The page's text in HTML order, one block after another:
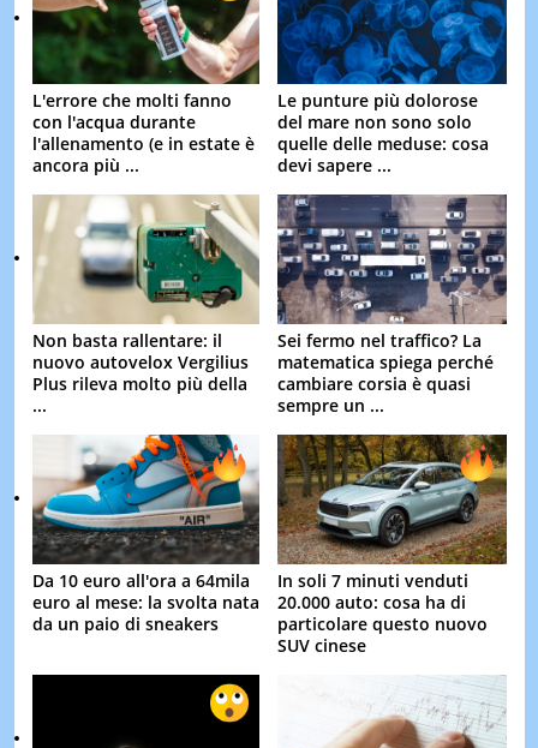
L'errore che molti fanno
con l'acqua durante
l'allenamento (e in estate è
ancora più ...
Le punture più dolorose
del mare non sono solo
quelle delle meduse: cosa
devi sapere ...
Non basta rallentare: il
nuovo autovelox Vergilius
Plus rileva molto più della
...
Sei fermo nel traffico? La
matematica spiega perché
cambiare corsia è quasi
sempre un ...
Da 10 euro all'ora a 64mila
euro al mese: la svolta nata
da un paio di sneakers
In soli 7 minuti venduti
20.000 auto: cosa ha di
particolare questo nuovo
SUV cinese